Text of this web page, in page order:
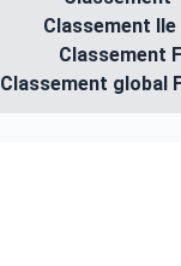
Classement Ile
Classement
Classement global